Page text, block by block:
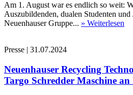
Am 1. August war es endlich so weit:
Auszubildenden, dualen Studenten
Neuenhauser Gruppe... » Weiterlesen
Presse | 31.07.2024
Neuenhauser Recycling
Targo Schredder Maschine